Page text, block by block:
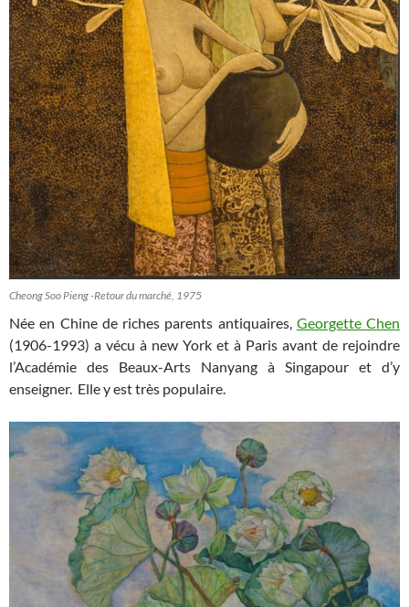
Cheong Soo Pieng -Retour du marché, 1975
Née en Chine de riches parents antiquaires, Georgette Chen
(1906-1993) a vécu à new York et à Paris avant de rejoindre
l’Académie des Beaux-Arts Nanyang à Singapour et d’y
enseigner. Elle y est très populaire.